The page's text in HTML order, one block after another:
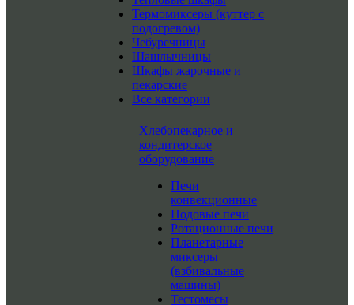
Термомиксеры (куттер с
подогревом)
Чебуречницы
Шашлычницы
Шкафы жарочные и
пекарские
Все категории
Хлебопекарное и
кондитерское
оборудование
Печи
конвекционные
Подовые печи
Ротационные печи
Планетарные
миксеры
(взбивальные
машины)
Тестомесы